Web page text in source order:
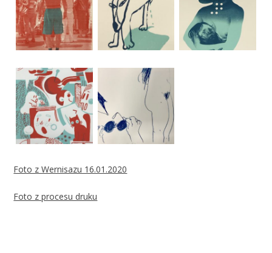
Foto z Wernisazu 16.01.2020
Foto z procesu druku